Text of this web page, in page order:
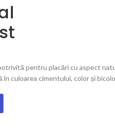
pentru placări cu aspect
culoarea cimentului, color și